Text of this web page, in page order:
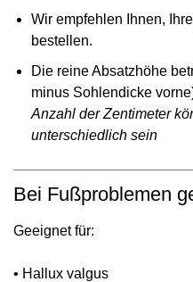
Wir empfehlen Ihnen,
bestellen.
Die reine Absatzhöhe
minus Sohlendicke
Anzahl der Zentimeter
unterschiedlich sein
Bei Fußproblemen
Geeignet für:
• Hallux valgus